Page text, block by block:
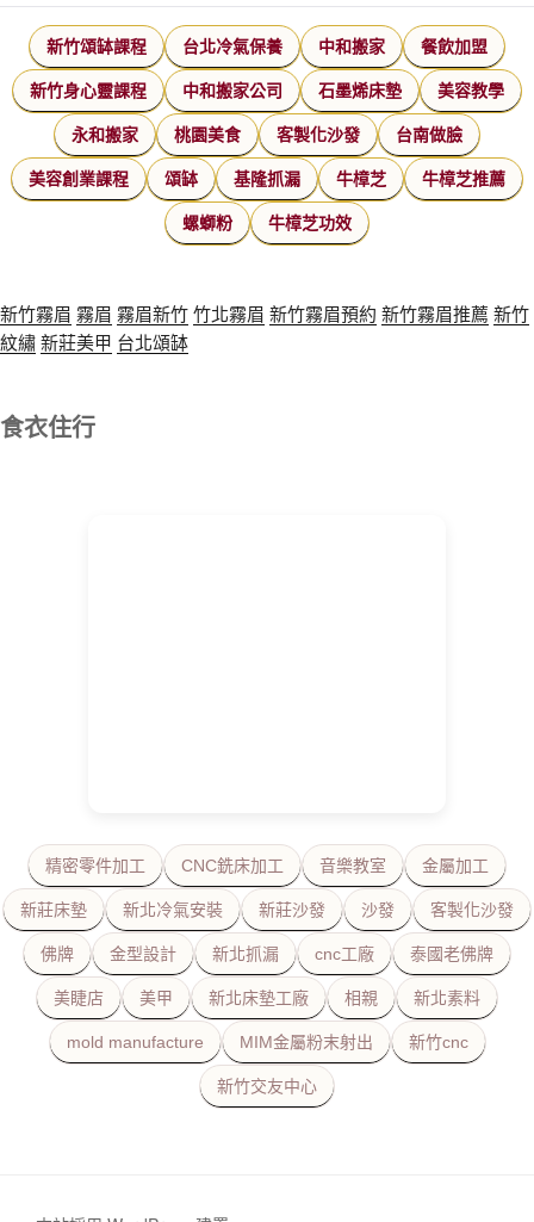
新竹頌缽課程 台北冷氣保養 中和搬家 餐飲加盟
新竹身心靈課程 中和搬家公司 石墨烯床墊 美容教學
永和搬家 桃園美食 客製化沙發 台南做臉
美容創業課程 頌缽 基隆抓漏 牛樟芝 牛樟芝推薦
螺螄粉 牛樟芝功效
新竹霧眉 霧眉 霧眉新竹竹北霧眉 新竹霧眉預約 新竹霧眉推薦 新竹
紋繡新莊美甲 台北頌缽
食衣住行
精密零件加工 CNC銑床加工 音樂教室 金屬加工
新莊床墊 新北冷氣安裝 新莊沙發 沙發 客製化沙發
佛牌 金型設計 新北抓漏 cnc工廠 泰國老佛牌
美睫店 美甲 新北床墊工廠 相親 新北素料
mold manufacture MIM金屬粉末射出 新竹cnc
新竹交友中心